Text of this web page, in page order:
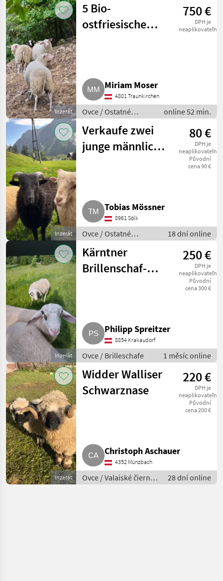
Inzerát
5 Bio-
ostfriesische
750 €
DPH je
neaplikovateľné
Miriam Moser
4801 Traunkirchen
Ovce / Ostatné
plemená oviec
online 52 min.
Inzerát
Verkaufe zwei
junge männliche
80 €
DPH je
neaplikovateľné
Původní
cena 90 €
Tobias Mössner
8961 Sölk
Ovce / Ostatné
plemená oviec
18 dní online
Inzerát
Kärntner
Brillenschaf-
250 €
DPH je
neaplikovateľné
Původní
cena 300 €
Philipp Spreitzer
8854 Krakaudorf
Ovce / Brilleschafe 1 měsíc online
Inzerát
Widder Walliser
Schwarznase
220 €
DPH je
neaplikovateľné
Původní
cena 200 €
Christoph Aschauer
4352 Münzbach
Ovce / Valaiské čierno-
nosé ovce
28 dní online